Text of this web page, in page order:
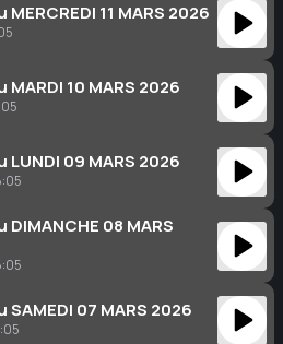
11 MARS 2026
10 MARS 2026
LUNDI 09 MARS 2026
08 MARS
SAMEDI 07 MARS 2026